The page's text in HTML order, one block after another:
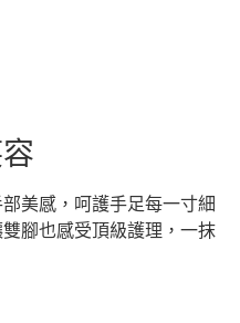
美感，呵護手足每一寸細
腳也感受頂級護理，一抹